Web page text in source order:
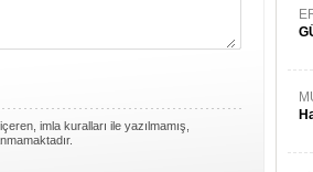
imla kuralları ile yazılmamış,